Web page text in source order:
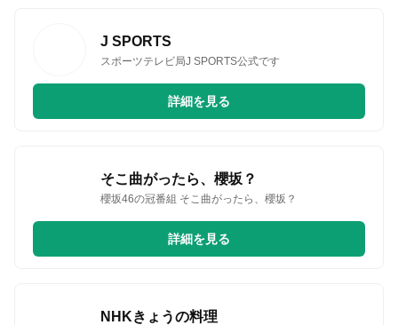
J SPORTS
スポーツテレビ局J SPORTS公式です
詳細を見る
そこ曲がったら、櫻坂？
櫻坂46の冠番組 そこ曲がったら、櫻坂？
詳細を見る
NHKきょうの料理